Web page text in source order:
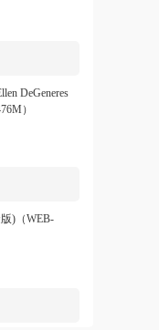
DeGeneres
）
)（WEB-